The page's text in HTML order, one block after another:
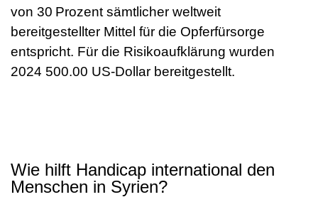
von 30 Prozent sämtlicher weltweit
bereitgestellter Mittel für die Opferfürsorge
entspricht. Für die Risikoaufklärung wurden
2024 500.00 US-Dollar bereitgestellt.
Wie hilft Handicap international den
Menschen in Syrien?